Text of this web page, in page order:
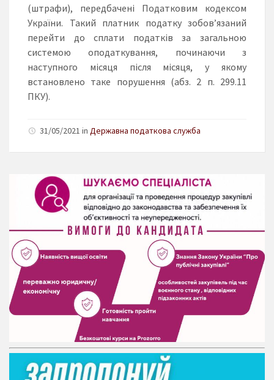
(штрафи), передбачені Податковим кодексом
України. Такий платник податку зобов’язаний
перейти до сплати податків за загальною
системою оподаткування, починаючи з
наступного місяця після місяця, у якому
встановлено таке порушення (абз. 2 п. 299.11
ПКУ).
31/05/2021 in Державна податкова служба